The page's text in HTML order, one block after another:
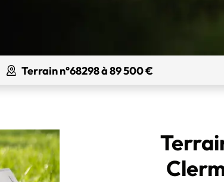
Terrain n°68298 à 89 500 €